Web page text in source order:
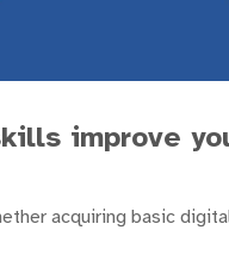
improve
acquiring basic